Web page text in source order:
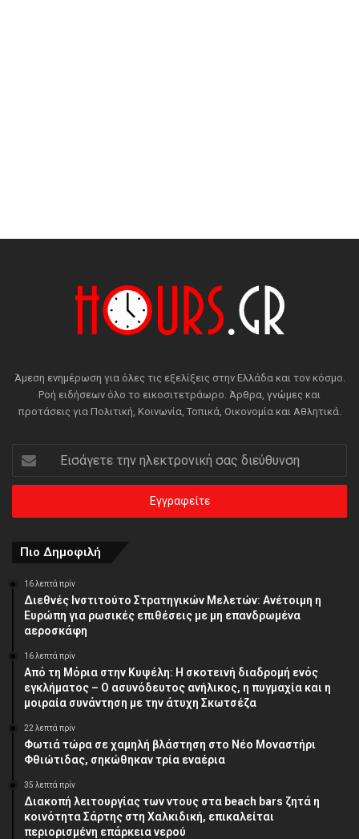
Άμεση ενημέρωση για όλες τις εξελίξεις στην Ελλάδα και τον κόσμο.
Ροή ειδήσεων όλο το εικοσιτετράωρο. Άρθρα, γνώμες και
προτάσεις για Πολιτική, Κοινωνία, Τοπικά, Οικονομία και Αθλητικά.
την
ηλεκτρονική
διεύθυνση
Πιο Δημοφιλή
16 λεπτά πρίν
Διεθνές Ινστιτούτο Στρατηγικών Μελετών: Ανέτοιμη η
Ευρώπη για ρωσικές επιθέσεις με μη επανδρωμένα
αεροσκάφη
16 λεπτά πρίν
Από τη Μόρια στην Κυψέλη: Η σκοτεινή διαδρομή ενός
εγκλήματος – Ο ασυνόδευτος ανήλικος, η πυγμαχία και η
μοιραία συνάντηση με την άτυχη Σκωτσέζα
22 λεπτά πρίν
Φωτιά τώρα σε χαμηλή βλάστηση στο Νέο Μοναστήρι
Φθιώτιδας, σηκώθηκαν τρία εναέρια
35 λεπτά πρίν
Διακοπή λειτουργίας των ντους στα beach bars ζητά η
κοινότητα Σάρτης στη Χαλκιδική, επικαλείται
περιορισμένη επάρκεια νερού